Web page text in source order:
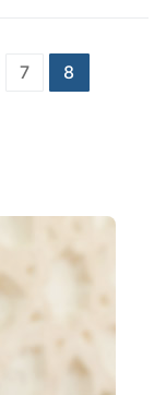
7 8